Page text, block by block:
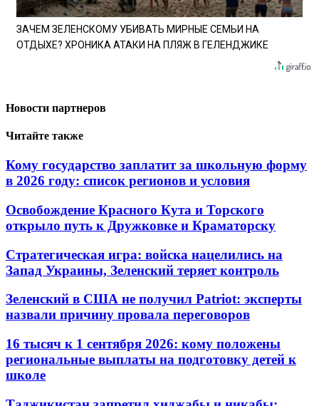
ЗАЧЕМ ЗЕЛЕНСКОМУ УБИВАТЬ МИРНЫЕ СЕМЬИ НА
ОТДЫХЕ? ХРОНИКА АТАКИ НА ПЛЯЖ В ГЕЛЕНДЖИКЕ
Новости партнеров
Читайте также
Кому государство заплатит за школьную форму
в 2026 году: список регионов и условия
Освобождение Красного Кута и Торского
открыло путь к Дружковке и Краматорску
Стратегическая игра: войска нацелились на
Запад Украины, Зеленский теряет контроль
Зеленский в США не получил Patriot: эксперты
назвали причину провала переговоров
16 тысяч к 1 сентября 2026: кому положены
региональные выплаты на подготовку детей к
школе